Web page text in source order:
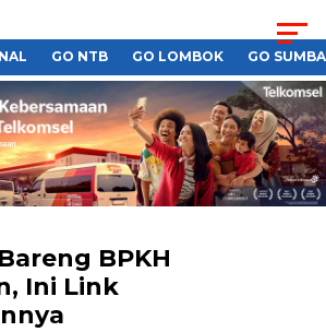
GO NTB GO LOMBOK GO
BPKH
Ini Link